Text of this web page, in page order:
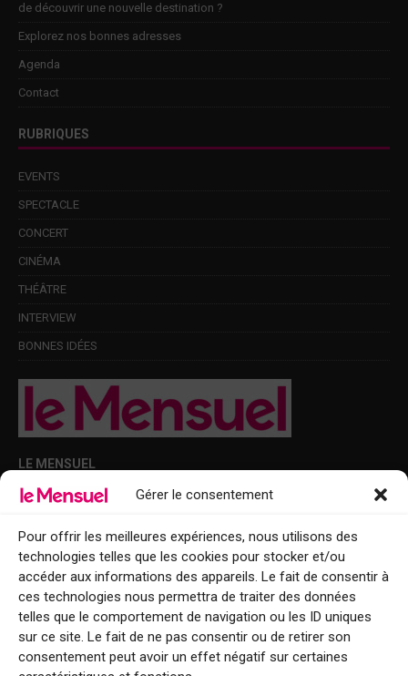
Gérer le consentement
Pour offrir les meilleures expériences, nous utilisons des
technologies telles que les cookies pour stocker et/ou
accéder aux informations des appareils. Le fait de consentir à
ces technologies nous permettra de traiter des données
telles que le comportement de navigation ou les ID uniques
sur ce site. Le fait de ne pas consentir ou de retirer son
consentement peut avoir un effet négatif sur certaines
de découvrir une nouvelle destination ?
Explorez nos bonnes adresses
Agenda
Contact
RUBRIQUES
EVENTS
SPECTACLE
CONCERT
CINÉMA
THÉÂTRE
INTERVIEW
BONNES IDÉES
LE MENSUEL
Points de diffusion Var et Alpes-Maritimes : oû trouver Le Mensuel ?
Le Mensuel en PDF : consultez le magazine en ligne
Qui sommes-nous ?
BFM Top Sorties
EVENT